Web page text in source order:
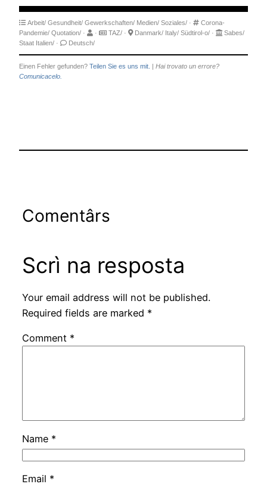
Arbeit/ Gesundheit/ Gewerkschaften/ Medien/ Soziales/ ·
Corona-
Pandemie/ Quotation/ · · TAZ/ · Danmark/ Italy/ Südtirol-o/ ·
Sabes/
Staat Italien/ · Deutsch/
Einen Fehler gefunden? Teilen Sie es uns mit. | Hai trovato un errore?
Comunicacelo.
Comentârs
Scrì na resposta
Your email address will not be published.
Required fields are marked *
Comment *
Name *
Email *